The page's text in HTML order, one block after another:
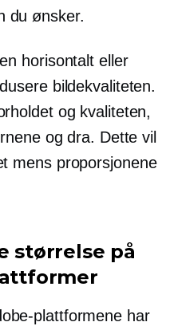
du ønsker.
horisontalt eller
bildekvaliteten.
og kvaliteten,
og dra. Dette vil
mens proporsjonene
størrelse på
plattformene har